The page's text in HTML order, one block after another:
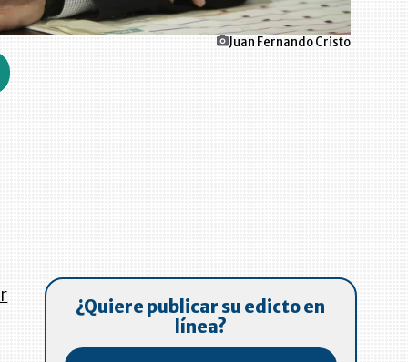
Juan Fernando Cristo
¿Quiere publicar su edicto en
línea?